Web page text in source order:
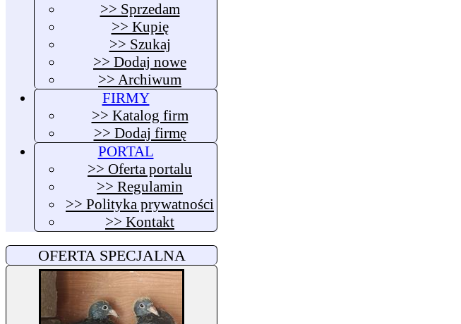
>> Sprzedam
>> Kupię
>> Szukaj
>> Dodaj nowe
>> Archiwum
FIRMY
>> Katalog firm
>> Dodaj firmę
PORTAL
>> Oferta portalu
>> Regulamin
>> Polityka prywatności
>> Kontakt
OFERTA SPECJALNA